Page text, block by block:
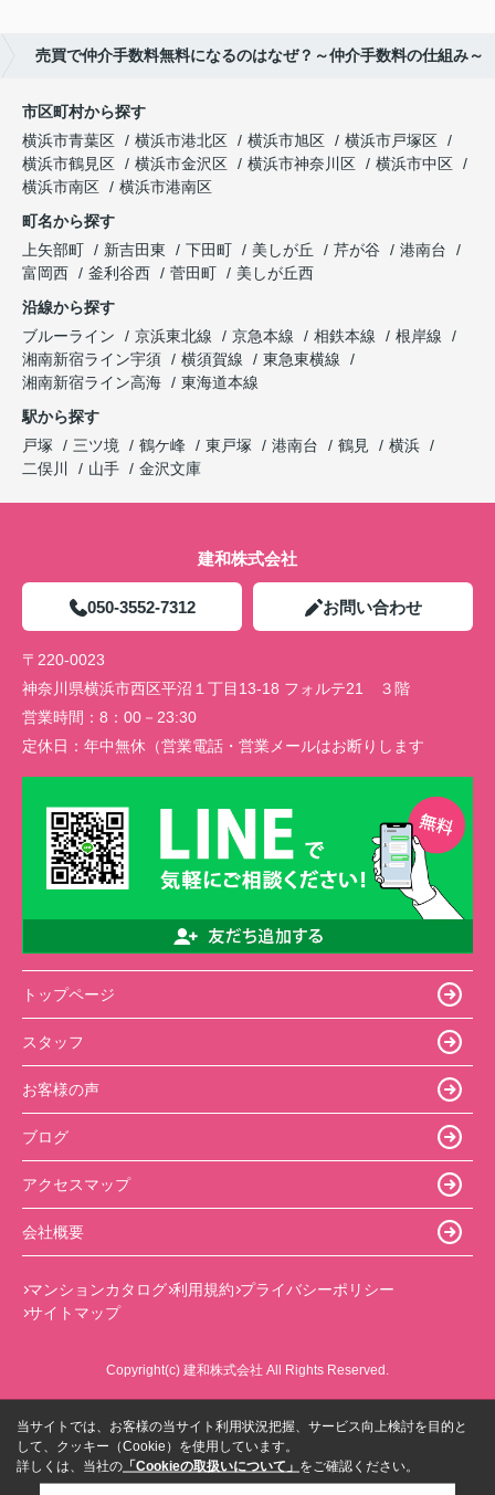
売買で仲介手数料無料になるのはなぜ？～仲介手数料の仕組み～
市区町村から探す
横浜市青葉区
横浜市港北区 横浜市旭区
横浜市戸塚区
横浜市鶴見区
横浜市金沢区 横浜市神奈川区
横浜市中区
横浜市南区
横浜市港南区
町名から探す
上矢部町
新吉田東 下田町 美しが丘 芹が谷
港南台
富岡西
釜利谷西 菅田町
美しが丘西
沿線から探す
ブルーライン
京浜東北線 京急本線 相鉄本線
根岸線
湘南新宿ライン宇須
横須賀線
東急東横線
湘南新宿ライン高海
東海道本線
駅から探す
戸塚
三ツ境 鶴ケ峰 東戸塚 港南台 鶴見
横浜
二俣川
山手 金沢文庫
建和株式会社
050-3552-7312 お問い合わせ
〒220-0023
神奈川県横浜市西区平沼１丁目13-18 フォルテ21 ３階
営業時間： 8：00－23:30
定休日： 年中無休（営業電話・営業メールはお断りします
トップページ
スタッフ
お客様の声
ブログ
アクセスマップ
会社概要
マンションカタログ 利用規約 プライバシーポリシー
サイトマップ
Copyright(c) 建和株式会社 All Rights Reserved.
当サイトでは、お客様の当サイト利用状況把握、サービス向上検討を目的と
して、クッキー（Cookie）を使用しています。
詳しくは、当社の 「Cookieの取扱いについて」 をご確認ください。